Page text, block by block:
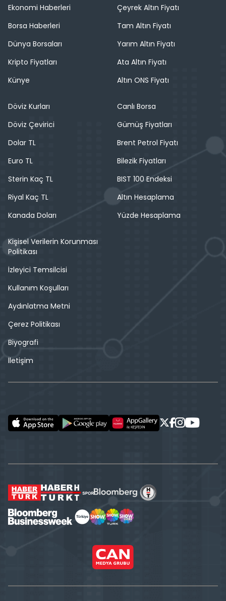
Ekonomi Haberleri
Borsa Haberleri
Dünya Borsaları
Kripto Fiyatları
Künye
Çeyrek Altın Fiyatı
Tam Altın Fiyatı
Yarım Altın Fiyatı
Ata Altın Fiyatı
Altın ONS Fiyatı
Döviz Kurları
Döviz Çevirici
Dolar TL
Euro TL
Sterin Kaç TL
Riyal Kaç TL
Kanada Doları
Canlı Borsa
Gümüş Fiyatları
Brent Petrol Fiyatı
Bilezik Fiyatları
BIST 100 Endeksi
Altın Hesaplama
Yüzde Hesaplama
Kişisel Verilerin Korunması
Politikası
İzleyici Temsilcisi
Kullanım Koşulları
Aydınlatma Metni
Çerez Politikası
Biyografi
İletişim